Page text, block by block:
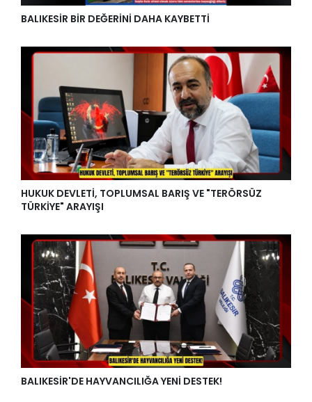
BALIKESİR BİR DEĞERİNİ DAHA KAYBETTİ
HUKUK DEVLETİ, TOPLUMSAL BARIŞ VE "TERÖRSÜZ
TÜRKİYE" ARAYIŞI
BALIKESİR'DE HAYVANCILIĞA YENİ DESTEK!